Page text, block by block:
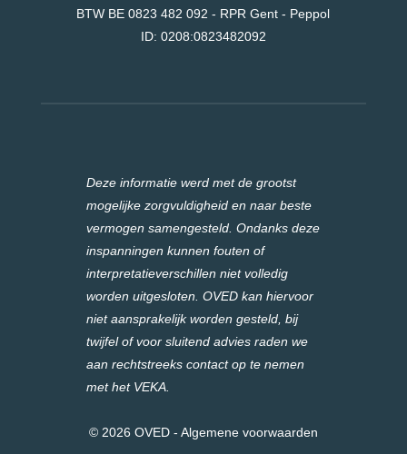
BTW BE 0823 482 092 - RPR Gent - Peppol
ID: 0208:0823482092
Deze informatie werd met de grootst
mogelijke zorgvuldigheid en naar beste
vermogen samengesteld. Ondanks deze
inspanningen kunnen fouten of
interpretatieverschillen niet volledig
worden uitgesloten. OVED kan hiervoor
niet aansprakelijk worden gesteld, bij
twijfel of voor sluitend advies raden we
aan rechtstreeks contact op te nemen
met het VEKA.
© 2026 OVED - Algemene voorwaarden